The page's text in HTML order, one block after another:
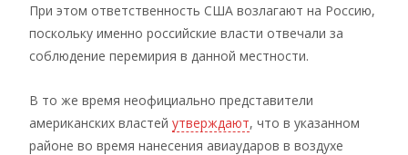
При этом ответственность США возлагают на Россию,
поскольку именно российские власти отвечали за
соблюдение перемирия в данной местности.
В то же время неофициально представители
американских властей утверждают, что в указанном
районе во время нанесения авиаударов в воздухе